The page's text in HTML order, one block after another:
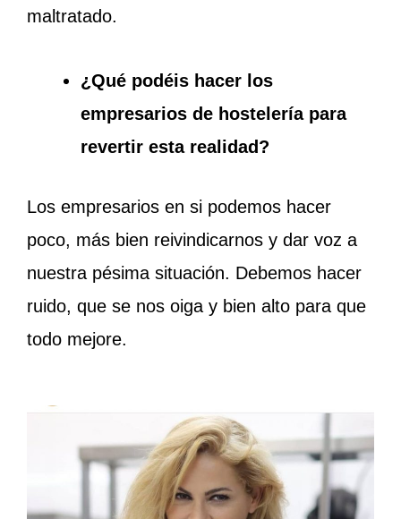
maltratado.
¿Qué podéis hacer los
empresarios de hostelería para
revertir esta realidad?
Los empresarios en si podemos hacer
poco, más bien reivindicarnos y dar voz a
nuestra pésima situación. Debemos hacer
ruido, que se nos oiga y bien alto para que
todo mejore.